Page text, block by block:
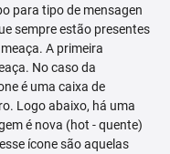
para tipo de mensagen
sempre estão presentes
A primeira
No caso da
é uma caixa de
Logo abaixo, há uma
é nova (hot - quente)
ícone são aquelas